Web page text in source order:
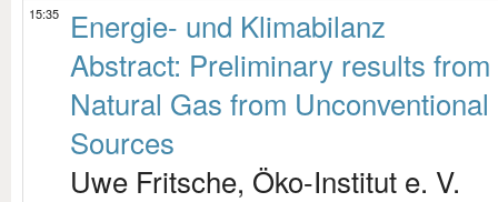
15:35
Energie- und Klimabilanz
Abstract: Preliminary results
Natural Gas from
Sources
Uwe Fritsche, Öko-Institut e. V.